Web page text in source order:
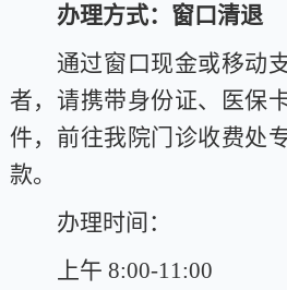
办理方式：窗口清退
通过窗口现金或移动
者，请携带身份证、医保
件，前往我院门诊收费处
款。
办理时间：
上午 8:00-11:00